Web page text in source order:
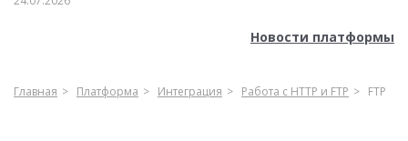
Новости платформы
Главная Платформа Интеграция Работа с HTTP и FTP FTP